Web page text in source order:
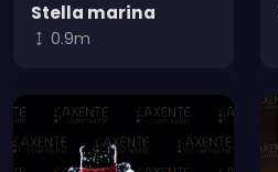
Stella marina
0.9m